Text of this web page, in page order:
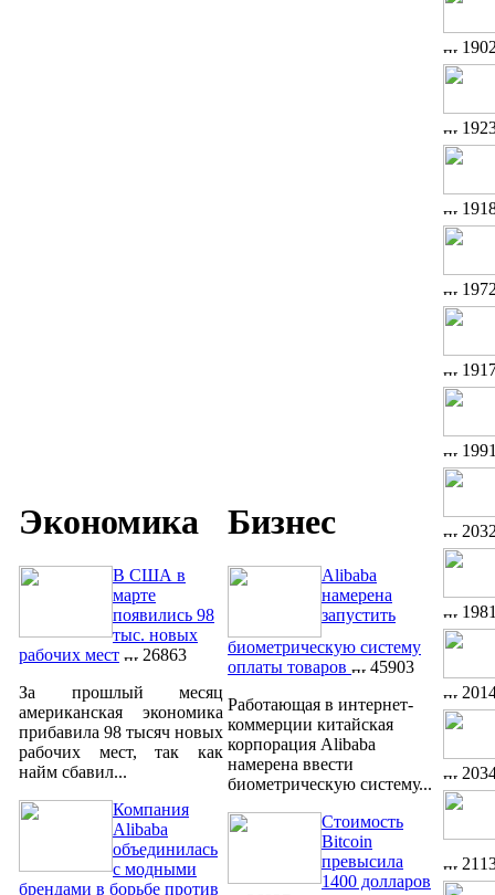
Экономика
В США в
марте
появились 98
тыс. новых
рабочих мест
26863
За прошлый месяц
американская экономика
прибавила 98 тысяч новых
рабочих мест, так как
найм сбавил...
Компания
Alibaba
объединилась
с модными
брендами в борьбе против
Бизнес
Alibaba
намерена
запустить
биометрическую систему
оплаты товаров
45903
Работающая в интернет-
коммерции китайская
корпорация Alibaba
намерена ввести
биометрическую систему...
Стоимость
Bitcoin
превысила
1400 долларов